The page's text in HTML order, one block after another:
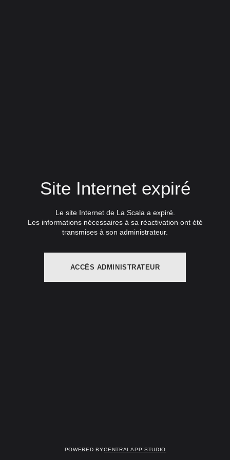
Site Internet expiré
Le site Internet de La Scala a expiré.
Les informations nécessaires à sa réactivation ont été
transmises à son administrateur.
ACCÈS ADMINISTRATEUR
Powered byCentralapp Studio